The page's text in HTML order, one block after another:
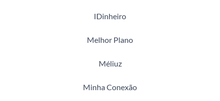
IDinheiro
Melhor Plano
Méliuz
Minha Conexão